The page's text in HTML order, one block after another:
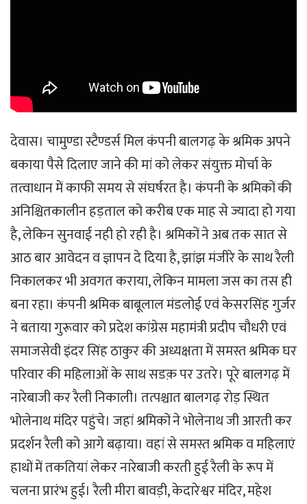
देवास। चामुण्डा स्टैण्डर्स मिल कंपनी बालगढ़ के श्रमिक अपने
बकाया पैसे दिलाए जाने की मां को लेकर संयुक्त मोर्चा के
तत्वाधान में काफी समय से संघर्षरत है। कंपनी के श्रमिकों की
अनिश्चितकालीन हड़ताल को करीब एक माह से ज्यादा हो गया
है, लेकिन सुनवाई नही हो रही है। श्रमिकों ने अब तक सात से
आठ बार आवेदन व ज्ञापन दे दिया है, झांझ मंजीरे के साथ रैली
निकालकर भी अवगत कराया, लेकिन मामला जस का तस ही
बना रहा। कंपनी श्रमिक बाबूलाल मंडलोई एवं केसरसिंह गुर्जर
ने बताया गुरूवार को प्रदेश कांग्रेस महामंत्री प्रदीप चौधरी एवं
समाजसेवी इंदर सिंह ठाकुर की अध्यक्षता में समस्त श्रमिक घर
परिवार की महिलाओं के साथ सडक़ पर उतरे। पूरे बालगढ़ में
नारेबाजी कर रैली निकाली। तत्पश्चात बालगढ़ रोड़ स्थित
भोलेनाथ मंदिर पहुंचे। जहां श्रमिकों ने भोलेनाथ जी आरती कर
प्रदर्शन रैली को आगे बढ़ाया। वहां से समस्त श्रमिक व महिलाएं
हाथों में तकतियां लेकर नारेबाजी करती हुई रैली के रूप में
चलना प्रारंभ हुई। रैली मीरा बावड़ी, केदारेश्वर मंदिर, महेश